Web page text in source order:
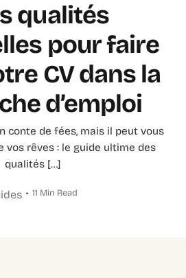
qualités
pour faire
CV dans la
d’emploi
conte de fées, mais il peut vous
vos rêves : le guide ultime des
qualités […]
11 Min Read